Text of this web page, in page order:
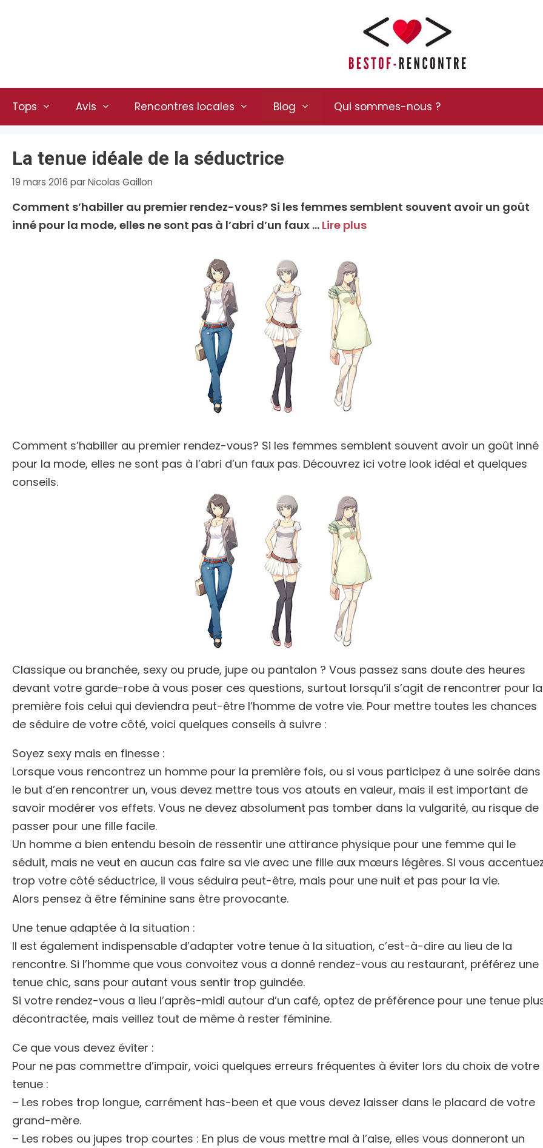
Tops Avis Rencontres locales Blog Qui sommes-nous ?
La tenue idéale de la séductrice
19 mars 2016 parNicolas Gaillon
Comment s’habiller au premier rendez-vous? Si les femmes semblent souvent avoir un goût
inné pour la mode, elles ne sont pas à l’abri d’un faux … Lire plus
Comment s’habiller au premier rendez-vous? Si les femmes semblent souvent avoir un goût inné
pour la mode, elles ne sont pas à l’abri d’un faux pas. Découvrez ici votre look idéal et quelques
conseils.
Classique ou branchée, sexy ou prude, jupe ou pantalon ? Vous passez sans doute des heures
devant votre garde-robe à vous poser ces questions, surtout lorsqu’il s’agit de rencontrer pour la
première fois celui qui deviendra peut-être l’homme de votre vie. Pour mettre toutes les chances
de séduire de votre côté, voici quelques conseils à suivre :
Soyez sexy mais en finesse :
Lorsque vous rencontrez un homme pour la première fois, ou si vous participez à une soirée dans
le but d’en rencontrer un, vous devez mettre tous vos atouts en valeur, mais il est important de
savoir modérer vos effets. Vous ne devez absolument pas tomber dans la vulgarité, au risque de
passer pour une fille facile.
Un homme a bien entendu besoin de ressentir une attirance physique pour une femme qui le
séduit, mais ne veut en aucun cas faire sa vie avec une fille aux mœurs légères. Si vous
trop votre côté séductrice, il vous séduira peut-être, mais pour une nuit et pas pour la vie.
Alors pensez à être féminine sans être provocante.
Une tenue adaptée à la situation :
Il est également indispensable d’adapter votre tenue à la situation, c’est-à-dire au lieu de la
rencontre. Si l’homme que vous convoitez vous a donné rendez-vous au restaurant, préférez une
tenue chic, sans pour autant vous sentir trop guindée.
Si votre rendez-vous a lieu l’après-midi autour d’un café, optez de préférence pour une tenue
décontractée, mais veillez tout de même à rester féminine.
Ce que vous devez éviter :
Pour ne pas commettre d’impair, voici quelques erreurs fréquentes à éviter lors du choix de votre
tenue :
– Les robes trop longue, carrément has-been et que vous devez laisser dans le placard de votre
grand-mère.
– Les robes ou jupes trop courtes : En plus de vous mettre mal à l’aise, elles vous donneront un